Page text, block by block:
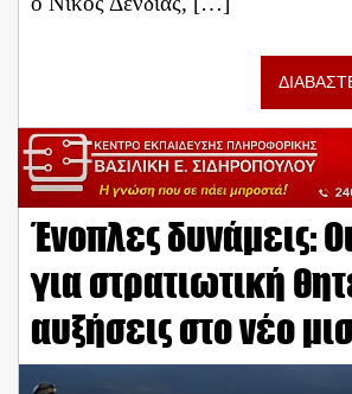
Ένοπλες δυνάμεις:
για στρατιωτική
αυξήσεις στο νέο